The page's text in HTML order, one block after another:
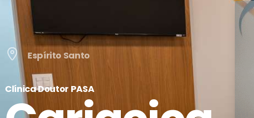
Espírito Santo
Clínica Doutor PASA